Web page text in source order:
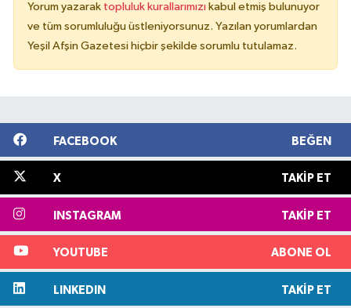
Yorum yazarak topluluk kurallarımızı kabul etmiş bulunuyor
ve tüm sorumluluğu üstleniyorsunuz. Yazılan yorumlardan
Yeşil Afşin Gazetesi hiçbir şekilde sorumlu tutulamaz.
FACEBOOK BEĞEN
X TAKIP ET
INSTAGRAM TAKIP ET
YOUTUBE ABONE OL
LINKEDIN TAKIP ET